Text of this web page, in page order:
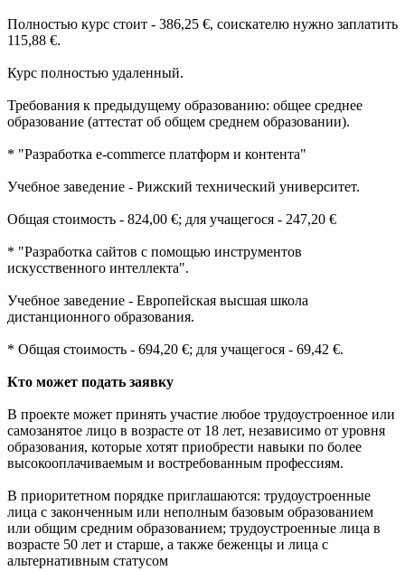
Полностью курс стоит - 386,25 €, соискателю нужно заплатить
115,88 €.
Курс полностью удаленный.
Требования к предыдущему образованию: общее среднее
образование (аттестат об общем среднем образовании).
* "Разработка e-commerce платформ и контента"
Учебное заведение - Рижский технический университет.
Общая стоимость - 824,00 €; для учащегося - 247,20 €
* "Разработка сайтов с помощью инструментов
искусственного интеллекта".
Учебное заведение - Европейская высшая школа
дистанционного образования.
* Общая стоимость - 694,20 €; для учащегося - 69,42 €.
Кто может подать заявку
В проекте может принять участие любое трудоустроенное или
самозанятое лицо в возрасте от 18 лет, независимо от уровня
образования, которые хотят приобрести навыки по более
высокооплачиваемым и востребованным профессиям.
В приоритетном порядке приглашаются: трудоустроенные
лица с законченным или неполным базовым образованием
или общим средним образованием; трудоустроенные лица в
возрасте 50 лет и старше, а также беженцы и лица с
альтернативным статусом